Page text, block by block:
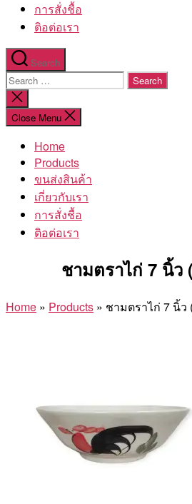
การสั่งชื้อ
ติอต่อเรา
Search
Search
for:
Close
search
Close Menu
Home
Products
ขนส่งสินค้า
เกี่ยวกับเรา
การสั่งชื้อ
ติอต่อเรา
ชามตราไก่ 7 นิ้ว
Home » Products » ชามตราไก่ 7 นิ้ว